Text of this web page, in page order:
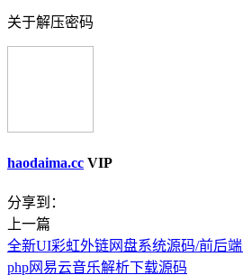
关于解压密码
haodaima.cc VIP
分享到：
上一篇
全新UI彩虹外链网盘系统源码/前后
php网易云音乐解析下载源码